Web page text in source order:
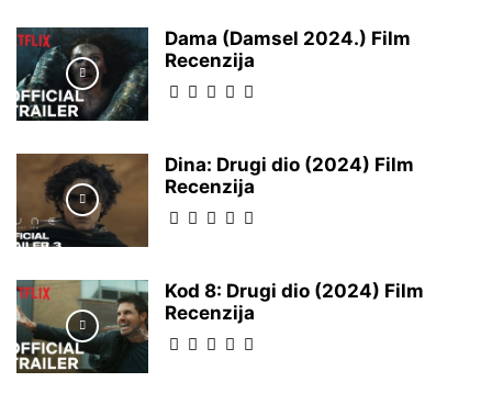
Dama (Damsel 2024.) Film
Recenzija
Dina: Drugi dio (2024) Film
Recenzija
Kod 8: Drugi dio (2024) Film
Recenzija